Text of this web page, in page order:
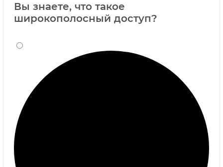
Вы знаете, что такое
широкополосный доступ?